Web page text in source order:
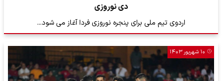
دی نوروزی
اردوی تیم ملی برای پنجره نوروزی فردا آغاز می شود...
۱۰ شهریور ۱۴۰۳